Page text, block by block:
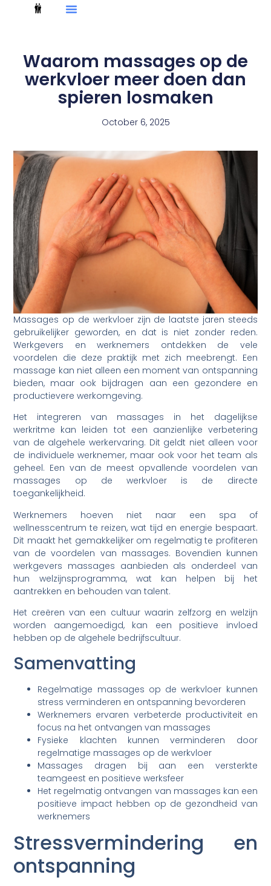
Waarom massages op de
werkvloer meer doen dan
spieren losmaken
October 6, 2025
Massages op de werkvloer zijn de laatste jaren steeds
gebruikelijker geworden, en dat is niet zonder reden.
Werkgevers en werknemers ontdekken de vele
voordelen die deze praktijk met zich meebrengt. Een
massage kan niet alleen een moment van ontspanning
bieden, maar ook bijdragen aan een gezondere en
productievere werkomgeving.
Het integreren van massages in het dagelijkse
werkritme kan leiden tot een aanzienlijke verbetering
van de algehele werkervaring. Dit geldt niet alleen voor
de individuele werknemer, maar ook voor het team als
geheel. Een van de meest opvallende voordelen van
massages op de werkvloer is de directe
toegankelijkheid.
Werknemers hoeven niet naar een spa of
wellnesscentrum te reizen, wat tijd en energie bespaart.
Dit maakt het gemakkelijker om regelmatig te profiteren
van de voordelen van massages. Bovendien kunnen
werkgevers massages aanbieden als onderdeel van
hun welzijnsprogramma, wat kan helpen bij het
aantrekken en behouden van talent.
Het creëren van een cultuur waarin zelfzorg en welzijn
worden aangemoedigd, kan een positieve invloed
hebben op de algehele bedrijfscultuur.
Samenvatting
Regelmatige massages op de werkvloer kunnen
stress verminderen en ontspanning bevorderen
Werknemers ervaren verbeterde productiviteit en
focus na het ontvangen van massages
Fysieke klachten kunnen verminderen door
regelmatige massages op de werkvloer
Massages dragen bij aan een versterkte
teamgeest en positieve werksfeer
Het regelmatig ontvangen van massages kan een
positieve impact hebben op de gezondheid van
werknemers
Stressvermindering en
ontspanning